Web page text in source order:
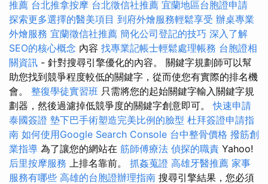
推薦 台北推拿按摩 台北徵信社推薦 宜蘭地區台胞證申請
探索更多選擇的醫美項目 到府外燴服務輕鬆享受 辦桌專業
外燴服務 宜蘭徵信社推薦 簡化公司登記的技巧 深入了解
SEO的核心概念 內容 找專業記帳士輕鬆處理帳務 台胞證相
關資訊 - 針對搜尋引擎優化的內容。 關鍵字規劃師可以幫
助您找到競爭程度較低的關鍵字，從而使您有實際的排名機
會。 整復學徒實習班 只需將您的起始關鍵字輸入關鍵字規
劃器，然後過濾掉低競爭度的關鍵字創意即可。快速申請
泰國簽證 墊下巴手術塑造完美比例的臉型 杜拜簽證申請指
南 如何使用Google Search Console 台中整骨價格 撥筋創
業指導 為了讓您的網站在 筋師傅療法 偵探的職責 Yahoo!
后里按摩服務 上排名靠前。 抓姦蒐證 高雄牙醫推薦 家事
服務有哪些 高雄的台胞證辦理指南 搜尋引擎結果，您必須